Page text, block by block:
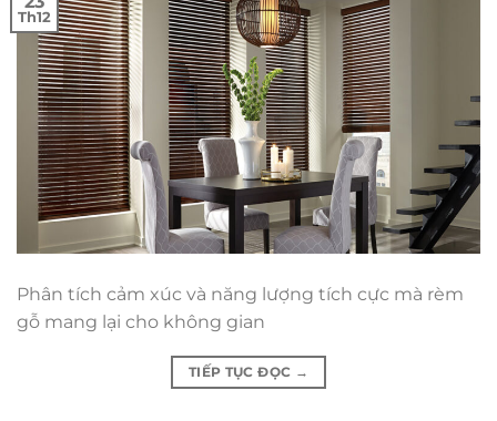
Th12
Phân tích cảm xúc và năng lượng tích cực mà rèm
gỗ mang lại cho không gian
TIẾP TỤC ĐỌC →